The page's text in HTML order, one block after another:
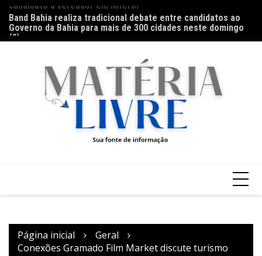
para
conteúdo
Band Bahia realiza tradicional debate entre candidatos ao
Governo da Bahia para mais de 300 cidades neste domingo
(9)
Página inicial
Geral
Conexões Gramado Film Market discute turismo